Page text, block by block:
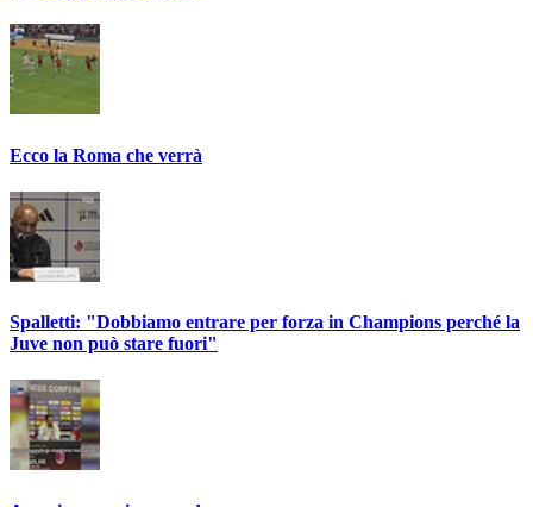
Ecco la Roma che verrà
Spalletti: "Dobbiamo entrare per forza in Champions perché la
Juve non può stare fuori"